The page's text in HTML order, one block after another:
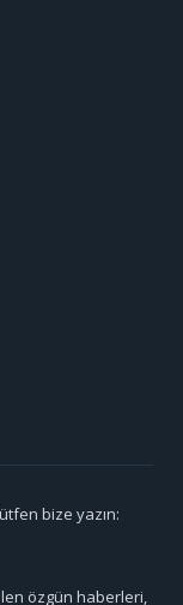
bize yazın:
özgün haberleri,